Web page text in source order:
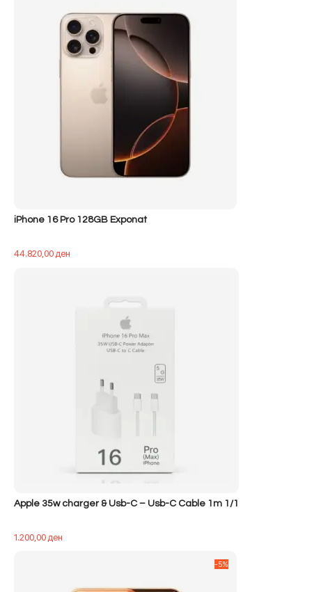
iPhone 16 Pro 128GB Exponat
44.820,00ден
Apple 35w charger & Usb-C – Usb-C Cable 1m 1/1
1.200,00ден
-5%